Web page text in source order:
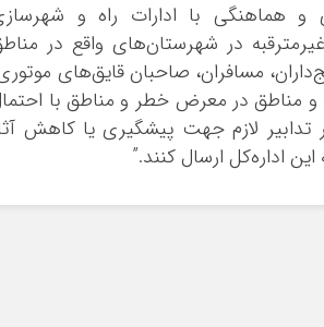
هماهنگی با ادارات راه و
در شهرستان‌های واقع در
مسافران، صاحبان قایق‌های
و مناطق در معرض خطر و مناطق با
لازم جهت پیشگیری یا کاهش
اداره‌کل ارسال کنند.”